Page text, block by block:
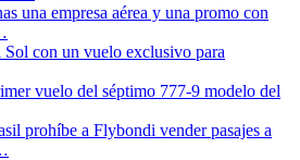
una empresa aérea y una promo con
Sol con un vuelo exclusivo para
vuelo del séptimo 777-9 modelo del
prohíbe a Flybondi vender pasajes a